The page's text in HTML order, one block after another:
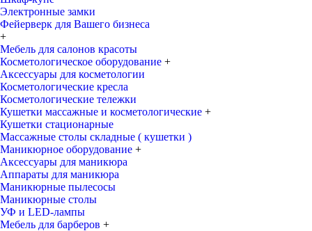
Электронные замки
Фейерверк для Вашего бизнеса
+
Мебель для салонов красоты
Косметологическое оборудование +
Аксессуары для косметологии
Косметологические кресла
Косметологические тележки
Кушетки массажные и косметологические +
Кушетки стационарные
Массажные столы складные ( кушетки )
Маникюрное оборудование +
Аксессуары для маникюра
Аппараты для маникюра
Маникюрные пылесосы
Маникюрные столы
УФ и LED-лампы
Мебель для барберов +